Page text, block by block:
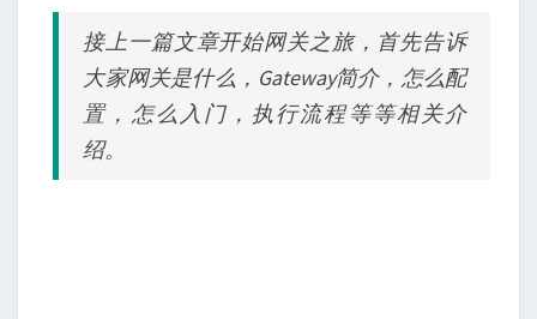
关
接上一篇文章开始网关之旅，首先告诉
大家网关是什么，Gateway简介，怎么配
置，怎么入门，执行流程等等相关介
绍。